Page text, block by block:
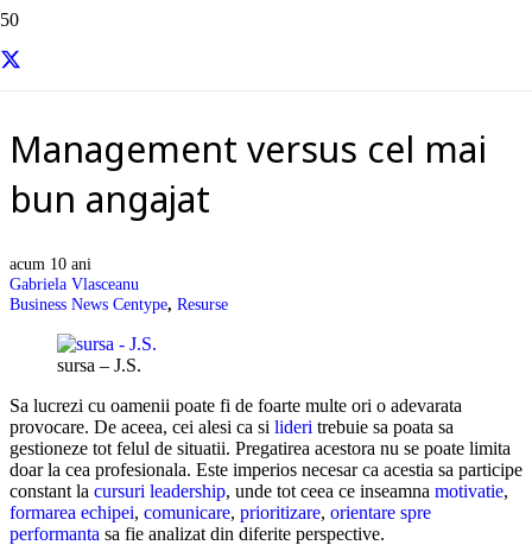
Management versus cel mai
bun angajat
acum 10 ani
Gabriela Vlasceanu
Business News Centype, Resurse
sursa – J.S.
Sa lucrezi cu oamenii poate fi de foarte multe ori o adevarata
provocare. De aceea, cei alesi ca si lideri trebuie sa poata sa
gestioneze tot felul de situatii. Pregatirea acestora nu se poate limita
doar la cea profesionala. Este imperios necesar ca acestia sa participe
constant la cursuri leadership, unde tot ceea ce inseamna motivatie,
formarea echipei, comunicare, prioritizare, orientare spre
performanta sa fie analizat din diferite perspective.